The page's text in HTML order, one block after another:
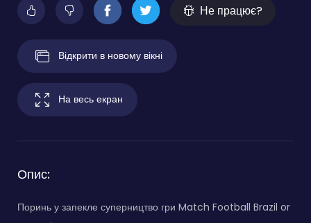
Не працює?
Відкрити в новому вікні
На весь екран
Опис:
Поринь у запекле суперництво гри Match Football Brazil or